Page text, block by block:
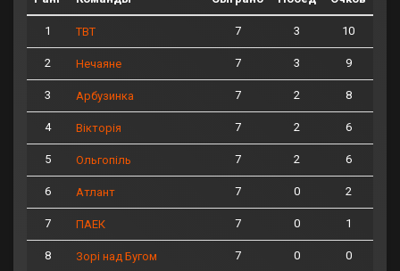
1 ТВТ 7 3 10
2 Нечаяне 7 3 9
3 Арбузинка 7 2 8
4 Вікторія 7 2 6
5 Ольгопіль 7 2 6
6 Атлант 7 0 2
7 ПАЕК 7 0 1
8 Зорі над Бугом 7 0 0